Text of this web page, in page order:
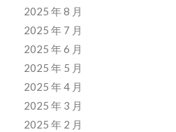
2025 年 8 月
2025 年 7 月
2025 年 6 月
2025 年 5 月
2025 年 4 月
2025 年 3 月
2025 年 2 月